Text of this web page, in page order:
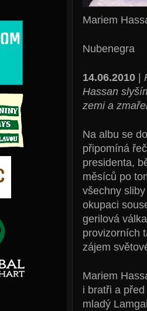
Mariem
Nubenegra
14.06.2010|
Hassan
zemi a
Na albu se
připomíná
presidenta,
měsíců po
všechny
okupaci
gerilová
provizorních
zájem
Mariem
i bratři a
mladý